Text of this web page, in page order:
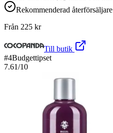
Rekommenderad återförsäljare
Från 225 kr
Till butik
#4Budgettipset
7.61/10